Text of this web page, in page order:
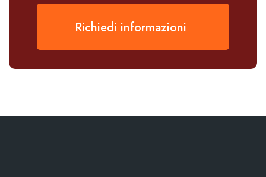
Richiedi informazioni